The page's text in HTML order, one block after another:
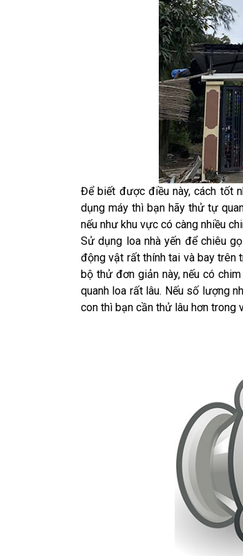
Để biết được điều này, cách tốt
dụng máy thì bạn hãy thử tự
nếu như khu vực có càng nhiều
Sử dụng loa nhà yến để chiêu
động vật rất thính tai và bay trên
bộ thử đơn giản này, nếu có
quanh loa rất lâu. Nếu số lượng
con thì bạn cần thử lâu hơn trong